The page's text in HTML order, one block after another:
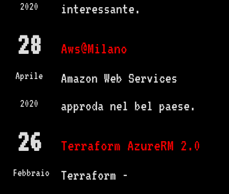
2020
interessante.
28
Aprile
2020
Aws@Milano
Amazon Web Services
approda nel bel paese.
26
Febbraio
Terraform AzureRM 2.0
Terraform -